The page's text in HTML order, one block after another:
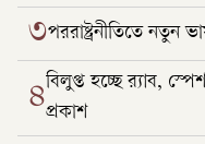
৩পররাষ্ট্রনীতিতে নতুন
৪বিলুপ্ত হচ্ছে র‍্যাব,
প্রকাশ